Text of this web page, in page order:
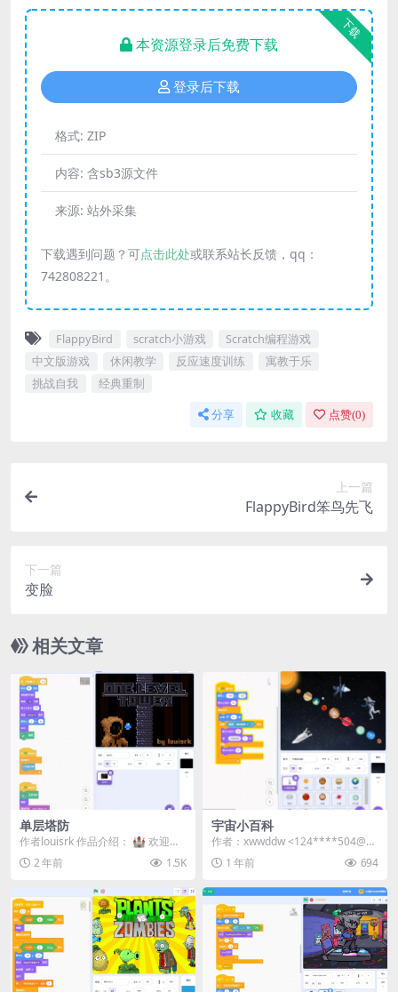
下载
本资源登录后免费下载
登录后下载
格式: ZIP
内容: 含sb3源文件
来源: 站外采集
下载遇到问题？可点击此处或联系站长反馈，qq：
742808221。
FlappyBird scratch小游戏
Scratch编程游戏
中文版游戏
休闲教学 反应速度训练
寓教于乐
挑战自我
经典重制
分享 收藏 点赞(0)
上一篇
FlappyBird笨鸟先飞
下一篇
变脸
相关文章
单层塔防
作者louisrk 作品介绍： 🏰 欢迎来
到《单层塔防》！ 这是一款为 Pix
e... 2 年前 1.5K
宇宙小百科
作者：xwwddw <124****504@q
q.com> | 站内...
1 年前 694